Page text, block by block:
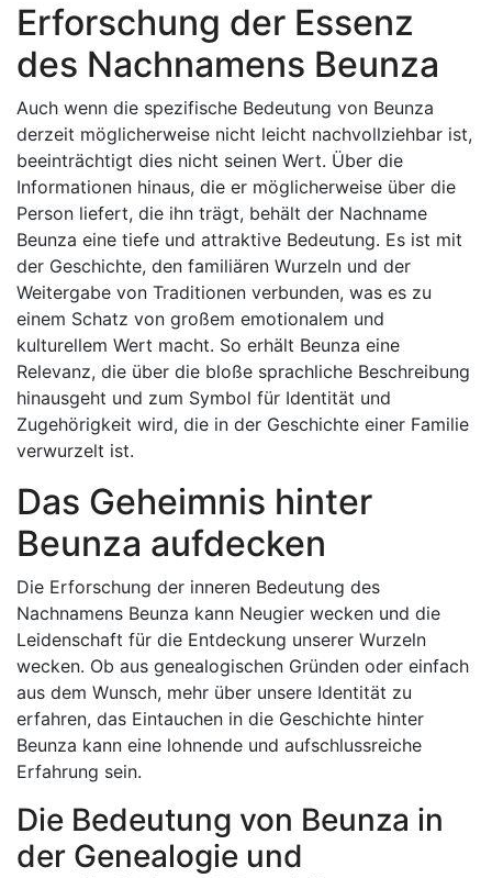
Erforschung der Essenz
des Nachnamens Beunza
Auch wenn die spezifische Bedeutung von Beunza
derzeit möglicherweise nicht leicht nachvollziehbar ist,
beeinträchtigt dies nicht seinen Wert. Über die
Informationen hinaus, die er möglicherweise über die
Person liefert, die ihn trägt, behält der Nachname
Beunza eine tiefe und attraktive Bedeutung. Es ist mit
der Geschichte, den familiären Wurzeln und der
Weitergabe von Traditionen verbunden, was es zu
einem Schatz von großem emotionalem und
kulturellem Wert macht. So erhält Beunza eine
Relevanz, die über die bloße sprachliche Beschreibung
hinausgeht und zum Symbol für Identität und
Zugehörigkeit wird, die in der Geschichte einer Familie
verwurzelt ist.
Das Geheimnis hinter
Beunza aufdecken
Die Erforschung der inneren Bedeutung des
Nachnamens Beunza kann Neugier wecken und die
Leidenschaft für die Entdeckung unserer Wurzeln
wecken. Ob aus genealogischen Gründen oder einfach
aus dem Wunsch, mehr über unsere Identität zu
erfahren, das Eintauchen in die Geschichte hinter
Beunza kann eine lohnende und aufschlussreiche
Erfahrung sein.
Die Bedeutung von Beunza in
der Genealogie und